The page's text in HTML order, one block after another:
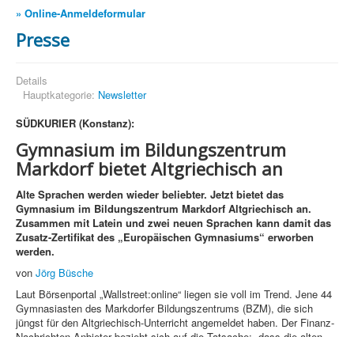
» Online-Anmeldeformular
Presse
Details
Hauptkategorie: Newsletter
SÜDKURIER (Konstanz):
Gymnasium im Bildungszentrum
Markdorf bietet Altgriechisch an
Alte Sprachen werden wieder beliebter. Jetzt bietet das
Gymnasium im Bildungszentrum Markdorf Altgriechisch an.
Zusammen mit Latein und zwei neuen Sprachen kann damit das
Zusatz-Zertifikat des „Europäischen Gymnasiums“ erworben
werden.
von Jörg Büsche
Laut Börsenportal „Wallstreet:online“ liegen sie voll im Trend. Jene 44
Gymnasiasten des Markdorfer Bildungszentrums (BZM), die sich
jüngst für den Altgriechisch-Unterricht angemeldet haben. Der Finanz-